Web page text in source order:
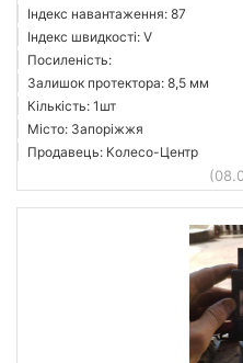
Індекс навантаження: 87
Індекс швидкості: V
Посиленість:
Залишок протектора: 8,5 мм
Кількість: 1шт
Місто: Запоріжжя
Продавець: Колесо-Центр
Fate
Fulda
General Tire
Michelin
Pirelli